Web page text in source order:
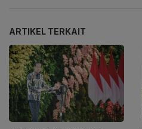
ARTIKEL TERKAIT